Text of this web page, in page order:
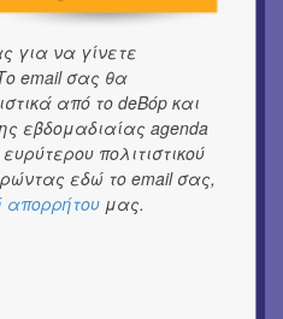
of the Γρουν | Οι Pink
στη Λήμνο
για να γίνετε
email σας θα
από το deBόp και
εβδομαδιαίας agenda
πολιτιστικού
εδώ το email σας,
απορρήτου μας.